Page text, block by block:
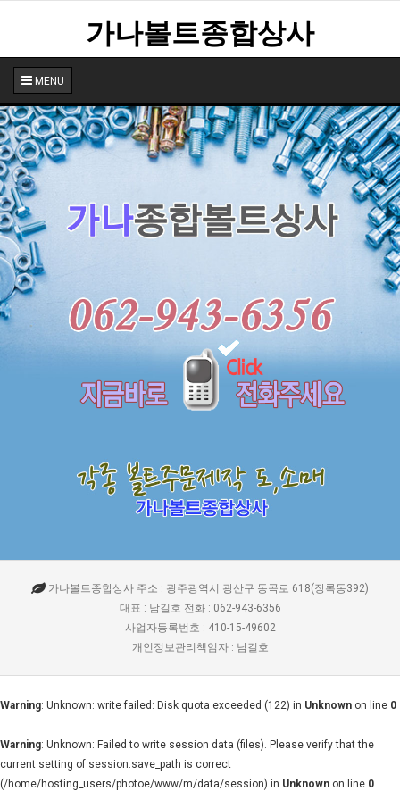
가나볼트종합상사
MENU
가나볼트종합상사 주소 : 광주광역시 광산구 동곡로 618(장록동392)
대표 : 남길호 전화 : 062-943-6356
사업자등록번호 : 410-15-49602
개인정보관리책임자 : 남길호
Warning: Unknown: write failed: Disk quota exceeded (122) in Unknown on line 0
Warning: Unknown: Failed to write session data (files). Please verify that the
current setting of session.save_path is correct
(/home/hosting_users/photoe/www/m/data/session) in Unknown on line 0